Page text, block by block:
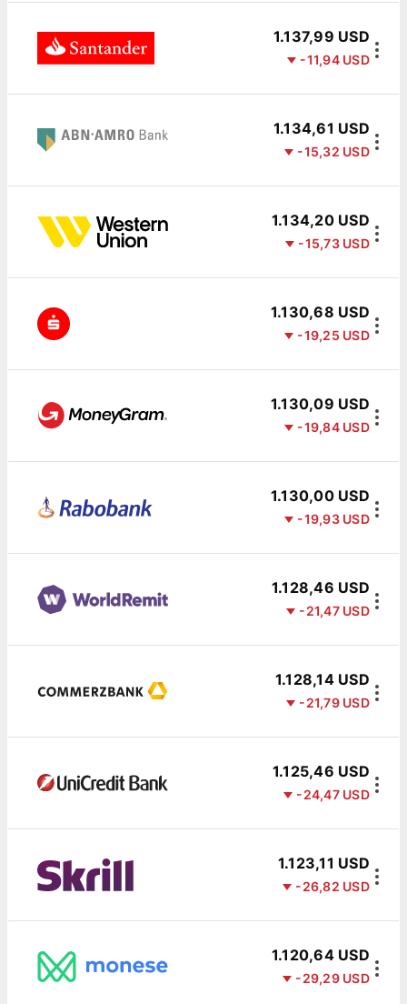
1.137,99 USD
-11,94 USD
1.134,61 USD
-15,32 USD
1.134,20 USD
-15,73 USD
1.130,68 USD
-19,25 USD
1.130,09 USD
-19,84 USD
1.130,00 USD
-19,93 USD
1.128,46 USD
-21,47 USD
1.128,14 USD
-21,79 USD
1.125,46 USD
-24,47 USD
1.123,11 USD
-26,82 USD
1.120,64 USD
-29,29 USD